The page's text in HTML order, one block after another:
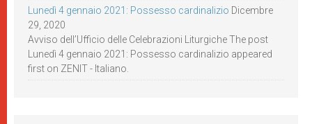
Lunedì 4 gennaio 2021: Possesso cardinalizio Dicembre
29, 2020
Avviso dell’Ufficio delle Celebrazioni Liturgiche The post
Lunedì 4 gennaio 2021: Possesso cardinalizio appeared
first on ZENIT - Italiano.